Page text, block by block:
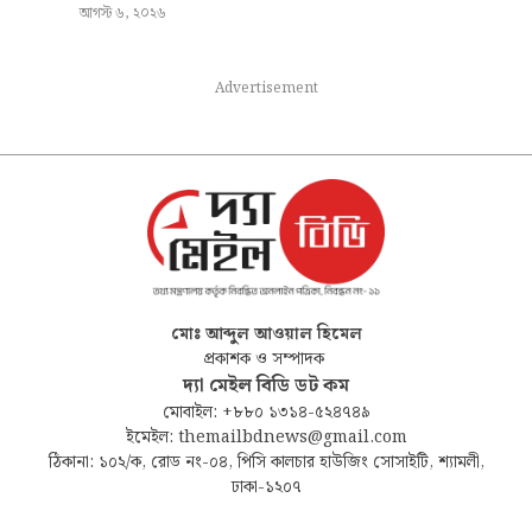
আগস্ট ৬, ২০২৬
Advertisement
মোঃ আব্দুল আওয়াল হিমেল
প্রকাশক ও সম্পাদক
দ্যা মেইল বিডি ডট কম
মোবাইল: +৮৮০ ১৩১৪-৫২৪৭৪৯
ইমেইল: themailbdnews@gmail.com
ঠিকানা: ১০২/ক, রোড নং-০৪, পিসি কালচার হাউজিং সোসাইটি, শ্যামলী,
ঢাকা-১২০৭